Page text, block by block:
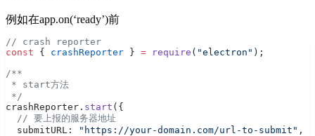
例如在app.on(‘ready’)前
// crash reporter
const { crashReporter } = require ( "electron" );
/**
* start方法
*/
crashReporter. start ({
  // 要上报的服务器地址
  submitURL:
"https://your-domain.com/url-to-submit" ,